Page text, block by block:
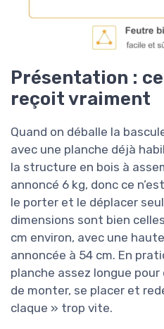
Présentation : ce
reçoit vraiment
Quand on déballe la
avec une planche déjà
la structure en bois à
annoncé 6 kg, donc ce
le porter et le déplacer
dimensions sont bien
cm environ, avec une
annoncée à 54 cm. En
planche assez longue
de monter, se placer et
claque » trop vite.